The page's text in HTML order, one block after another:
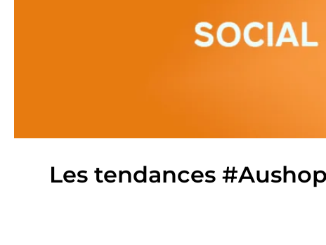
Les tendances